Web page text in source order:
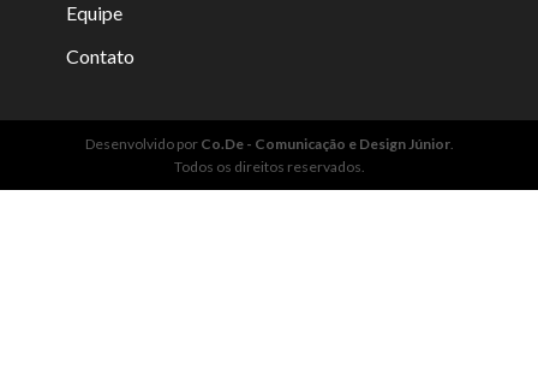
Equipe
Contato
Desenvolvido por Co.De - Comunicação e Design Júnior.
Todos os direitos reservados.